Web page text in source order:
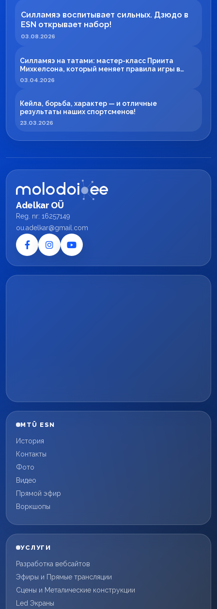
Силламяэ воспитывает сильных. Дзюдо в
ESN открывает набор!
03.08.2026
Силламяэ на татами: мастер-класс Приита
Михкелсона, который меняет правила игры в
регионе
03.04.2026
Кейла, борьба, характер — и отличные
результаты наших спортсменов!
23.03.2026
Adelkar OÜ
Reg. nr: 16257149
ou.adelkar@gmail.com
MTÜ ESN
История
Контакты
Фото
Видео
Прямой эфир
Воркшопы
УСЛУГИ
Разработка вебсайтов
Эфиры и Прямые трансляции
Сцены и Металические конструкции
Led Экраны